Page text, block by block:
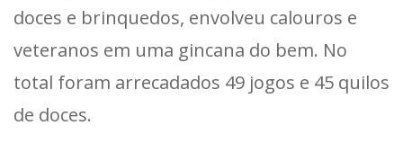
doces e brinquedos, envolveu calouros e
veteranos em uma gincana do bem. No
total foram arrecadados 49 jogos e 45 quilos
de doces.